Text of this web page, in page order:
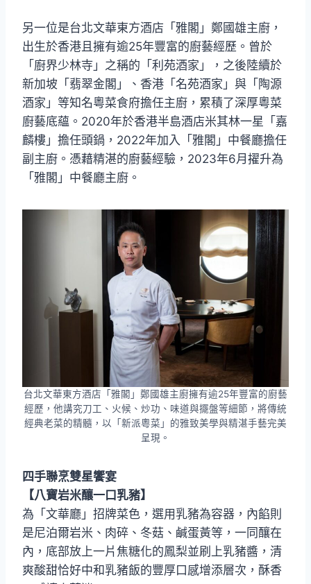
另一位是台北文華東方酒店「雅閣」鄭國雄主廚，
出生於香港且擁有逾25年豐富的廚藝經歷。曾於
「廚界少林寺」之稱的「利苑酒家」，之後陸續於
新加坡「翡翠金閣」、香港「名苑酒家」與「陶源
酒家」等知名粵菜食府擔任主廚，累積了深厚粵菜
廚藝底蘊。2020年於香港半島酒店米其林一星「嘉
麟樓」擔任頭鍋，2022年加入「雅閣」中餐廳擔任
副主廚。憑藉精湛的廚藝經驗，2023年6月擢升為
「雅閣」中餐廳主廚。
台北文華東方酒店「雅閣」鄭國雄主廚擁有逾25年豐富的廚藝
經歷，他講究刀工、火候、炒功、味道與擺盤等細節，將傳統
經典老菜的精髓，以「新派粵菜」的雅致美學與精湛手藝完美
呈現。
四手聯烹雙星饗宴
【八寶岩米釀一口乳豬】
為「文華廳」招牌菜色，選用乳豬為容器，內餡則
是尼泊爾岩米、肉碎、冬菇、鹹蛋黃等，一同釀在
內，底部放上一片焦糖化的鳳梨並刷上乳豬醬，清
爽酸甜恰好中和乳豬飯的豐厚口感增添層次，酥香